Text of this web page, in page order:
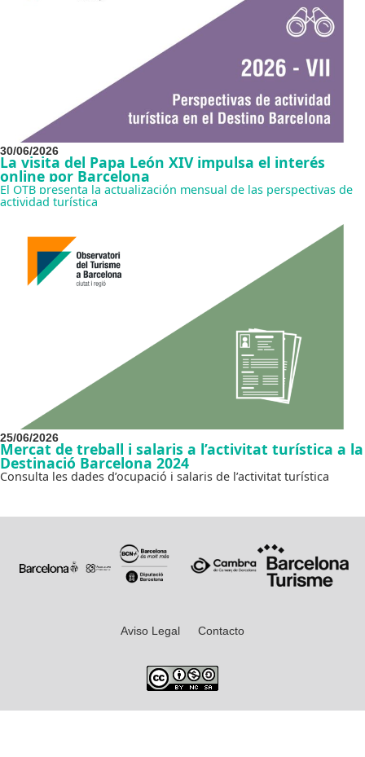
30/06/2026
La visita del Papa León XIV impulsa el interés
online por Barcelona
El OTB presenta la actualización mensual de las perspectivas de
actividad turística
25/06/2026
Mercat de treball i salaris a l’activitat turística a la
Destinació Barcelona 2024
Consulta les dades d’ocupació i salaris de l’activitat turística
Aviso Legal Contacto